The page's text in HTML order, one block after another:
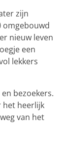
zijn
omgebouwd
nieuw leven
een
lekkers
bezoekers.
het heerlijk
van het